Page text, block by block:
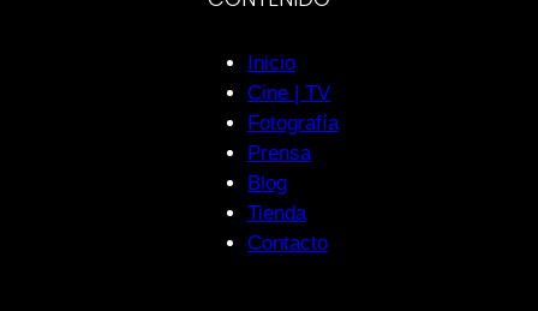
Inicio
Cine | TV
Fotografía
Prensa
Blog
Tienda
Contacto